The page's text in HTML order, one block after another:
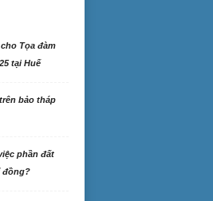
Tọa đàm
tại Huế
bảo tháp
phần đất
đồng?